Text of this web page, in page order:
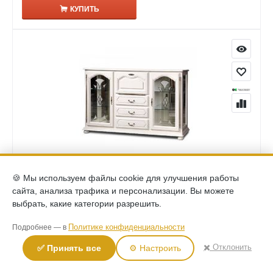
КУПИТЬ
Комод с декором Давиль ММ-126-34 белая эмаль
121,740
🍪 Мы используем файлы cookie для улучшения работы
сайта, анализа трафика и персонализации. Вы можете
выбрать, какие категории разрешить.
Подробнее — в Политике конфиденциальности
✅ Принять все ⚙️ Настроить ✖️ Отклонить